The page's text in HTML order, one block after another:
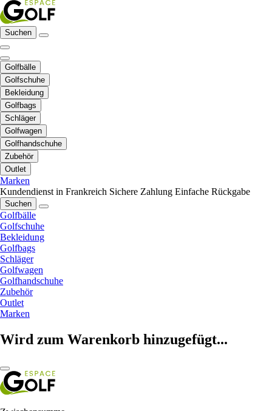
Suchen
Golfbälle
Golfschuhe
Bekleidung
Golfbags
Schläger
Golfwagen
Golfhandschuhe
Zubehör
Outlet
Marken
Kundendienst in Frankreich Sichere Zahlung Einfache Rückgabe
Suchen
Golfbälle
Golfschuhe
Bekleidung
Golfbags
Schläger
Golfwagen
Golfhandschuhe
Zubehör
Outlet
Marken
Wird zum Warenkorb hinzugefügt...